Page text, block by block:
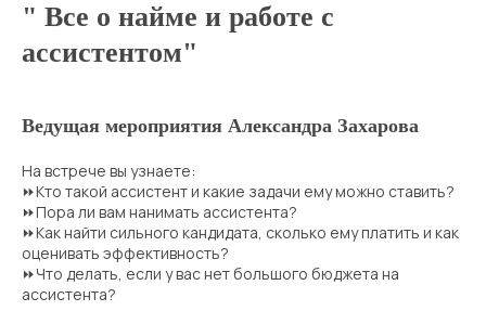
" Все о найме и работе с
ассистентом"
Ведущая мероприятия Александра Захарова
На встрече вы узнаете:
⏩Кто такой ассистент и какие задачи ему можно ставить?
⏩Пора ли вам нанимать ассистента?
⏩Как найти сильного кандидата, сколько ему платить и как
оценивать эффективность?
⏩Что делать, если у вас нет большого бюджета на
ассистента?